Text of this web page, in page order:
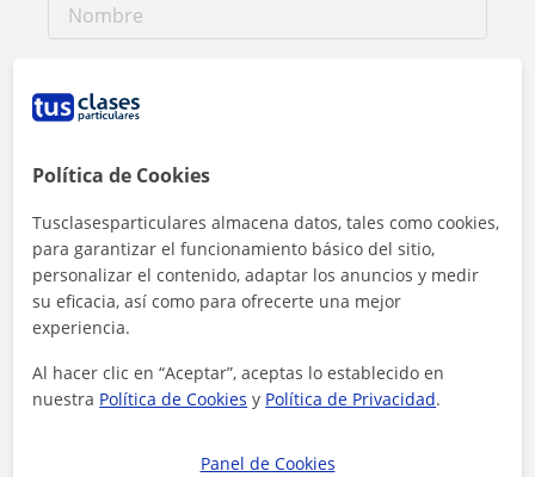
Contactar ahora
Política de Cookies
Tusclasesparticulares almacena datos, tales como cookies,
para garantizar el funcionamiento básico del sitio,
personalizar el contenido, adaptar los anuncios y medir
su eficacia, así como para ofrecerte una mejor
experiencia.
Al hacer clic en “Aceptar”, aceptas lo establecido en
nuestra Política de Cookies y Política de Privacidad.
Panel de Cookies